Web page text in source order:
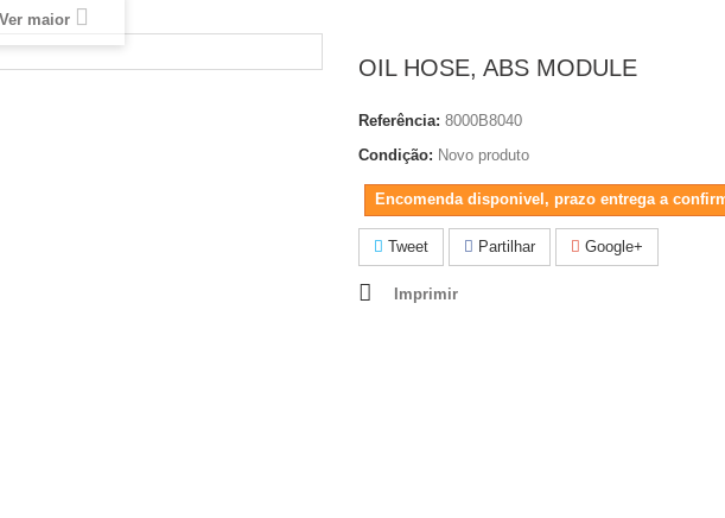
Ver maior
OIL HOSE, ABS MODULE
Referência: 8000B8040
Condição: Novo produto
Encomenda disponivel, prazo entrega a
Tweet Partilhar Google+
Imprimir